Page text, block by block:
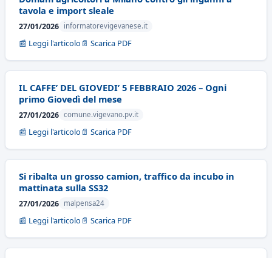
tavola e import sleale
27/01/2026 informatorevigevanese.it
📰 Leggi l'articolo 📄 Scarica PDF
IL CAFFE’ DEL GIOVEDI’ 5 FEBBRAIO 2026 – Ogni
primo Giovedì del mese
27/01/2026 comune.vigevano.pv.it
📰 Leggi l'articolo 📄 Scarica PDF
Si ribalta un grosso camion, traffico da incubo in
mattinata sulla SS32
27/01/2026 malpensa24
📰 Leggi l'articolo 📄 Scarica PDF